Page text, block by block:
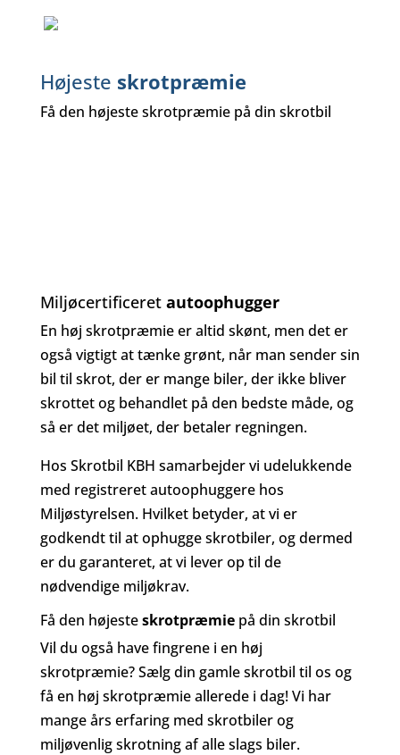
Højeste skrotpræmie
Få den højeste skrotpræmie på din skrotbil
Miljøcertificeret autoophugger
En høj skrotpræmie er altid skønt, men det er
også vigtigt at tænke grønt, når man sender sin
bil til skrot, der er mange biler, der ikke bliver
skrottet og behandlet på den bedste måde, og
så er det miljøet, der betaler regningen.
Hos Skrotbil KBH samarbejder vi udelukkende
med registreret autoophuggere hos
Miljøstyrelsen. Hvilket betyder, at vi er
godkendt til at ophugge skrotbiler, og dermed
er du garanteret, at vi lever op til de
nødvendige miljøkrav.
Få den højesteskrotpræmiepå din skrotbil
Vil du også have fingrene i en høj
skrotpræmie? Sælg din gamle skrotbil til os og
få en høj skrotpræmie allerede i dag! Vi har
mange års erfaring med skrotbiler og
miljøvenlig skrotning af alle slags biler.